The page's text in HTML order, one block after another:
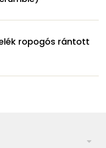
ropogós rántott